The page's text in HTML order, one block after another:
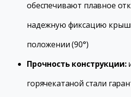
обеспечивают плавное
надежную фиксацию
положении (90°)
Прочность конструкции:
горячекатаной стали